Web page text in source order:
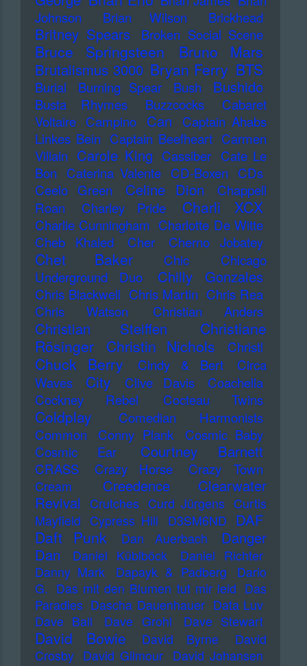
Johnson
Brian Wilson Brickhead
Britney Spears Broken Social Scene
Bruce Springsteen Bruno Mars
Brutalismus 3000 Bryan Ferry BTS
Burial Burning Spear Bush Bushido
Busta Rhymes Buzzcocks
Cabaret
Voltaire Campino Can
Captain Ahabs
Linkes Bein Captain Beefheart Carmen
Villain Carole King Cassiber Cate Le
Bon
Caterina Valente CD-Boxen
CDs
Ceelo Green
Celine Dion
Chappell
Roan
Charley Pride Charli XCX
Charlie Cunningham Charlotte De Witte
Cheb Khaled
Cher Cherno Jobatey
Chet Baker Chic
Chicago
Underground Duo
Chilly Gonzales
Chris Blackwell Chris Martin Chris Rea
Chris Watson
Christian Anders
Christian Steiffen
Christiane
Rösinger
Christin Nichols Christl
Chuck Berry Cindy & Bert
Circa
Waves
City Clive Davis
Coachella
Cockney Rebel
Cocteau Twins
Coldplay
Comedian Harmonists
Common
Conny Plank
Cosmic Baby
Cosmic Ear
Courtney Barnett
CRASS Crazy Horse Crazy Town
Cream
Creedence Clearwater
Revival
Crutches Curd Jürgens Curtis
Mayfield Cypress Hill D3SM6ND DAF
Daft Punk Dan Auerbach
Danger
Dan
Daniel Küblböck
Daniel Richter
Danny Mark
Dapayk & Padberg
Dario
G. Das mit den Blumen tut mir leid Das
Paradies Dascha Dauenhauer Data Luv
Dave Ball
Dave Grohl Dave Stewart
David Bowie David Byrne
David
Crosby David Gilmour David Johansen